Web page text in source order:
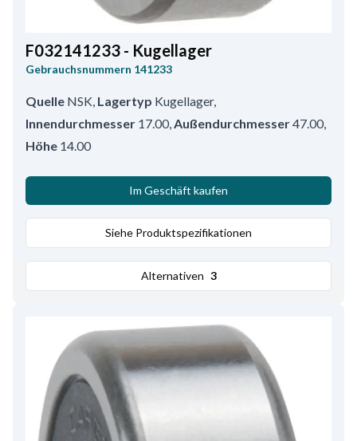
F032141233 - Kugellager
Gebrauchsnummern 141233
Quelle NSK, Lagertyp Kugellager,
Innendurchmesser 17.00,Außendurchmesser47.00,
Höhe 14.00
Im Geschäft kaufen
Siehe Produktspezifikationen
Alternativen 3